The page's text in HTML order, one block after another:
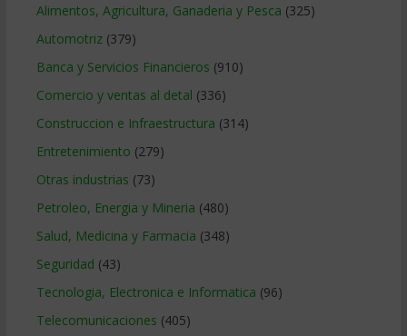
Alimentos, Agricultura, Ganaderia y Pesca (325)
Automotriz(379)
Banca y Servicios Financieros (910)
Comercio y ventas al detal (336)
Construccion e Infraestructura (314)
Entretenimiento (279)
Otras industrias (73)
Petroleo, Energia y Mineria (480)
Salud, Medicina y Farmacia (348)
Seguridad (43)
Tecnologia, Electronica e Informatica (96)
Telecomunicaciones (405)